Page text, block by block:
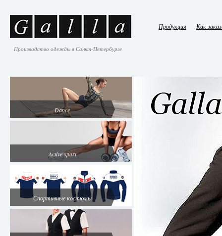
Производство одежды в Санкт-Петербурге
Продукция Как
Dance
Active sport
Спортивные костюмы